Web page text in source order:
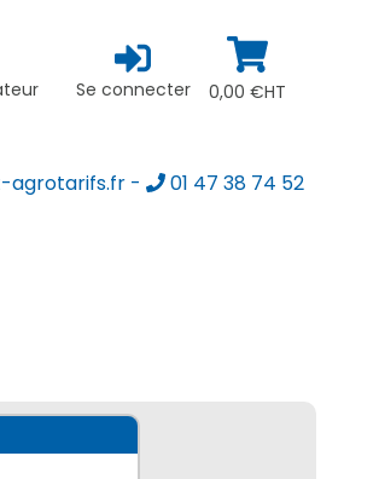
Se connecter 0,00 €HT
agrotarifs.fr - 01 47 38 74 52